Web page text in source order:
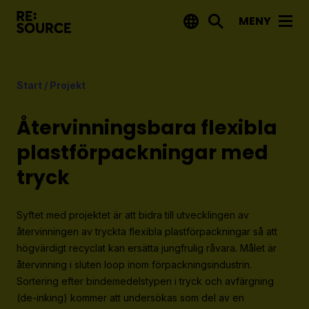
MENY
Tips på utlysningar
Rapporter från RE:Source
Finansiering
Utlysningar
Start / Projekt
Återvinningsbara flexibla
plastförpackningar med
tryck
Syftet med projektet är att bidra till utvecklingen av
återvinningen av tryckta flexibla plastförpackningar så att
högvärdigt recyclat kan ersätta jungfrulig råvara. Målet är
återvinning i sluten loop inom förpackningsindustrin.
Sortering efter bindemedelstypen i tryck och avfärgning
(de-inking) kommer att undersökas som del av en